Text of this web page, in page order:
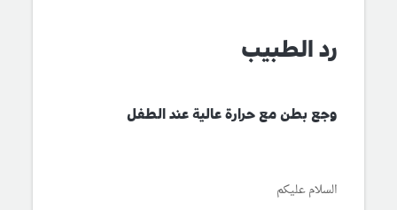
رد الطبيب
وجع بطن مع حرارة عالية عند الطفل
السلام عليكم